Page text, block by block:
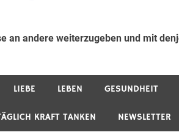
an andere weiterzugeben und mit
LIEBE LEBEN GESUNDHEIT
KRAFT TANKEN NEWSLETTER